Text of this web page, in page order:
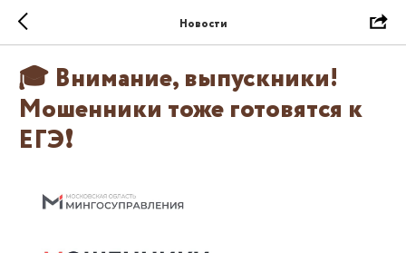
Новости
🎓 Внимание, выпускники!
Мошенники тоже готовятся к
ЕГЭ❗️